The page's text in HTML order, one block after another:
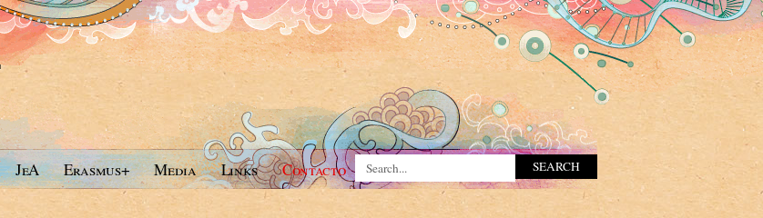
JeA Erasmus+ Media Links Contacto